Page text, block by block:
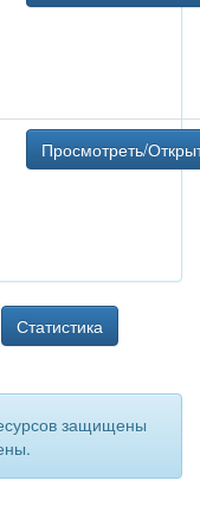
Просмотреть/
Статистика
защищены